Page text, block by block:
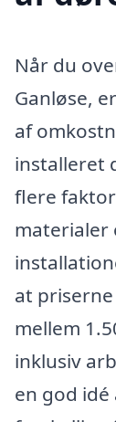
Når du
Ganløse,
af
installeret
flere
materialer
at
mellem
inklusiv
en god